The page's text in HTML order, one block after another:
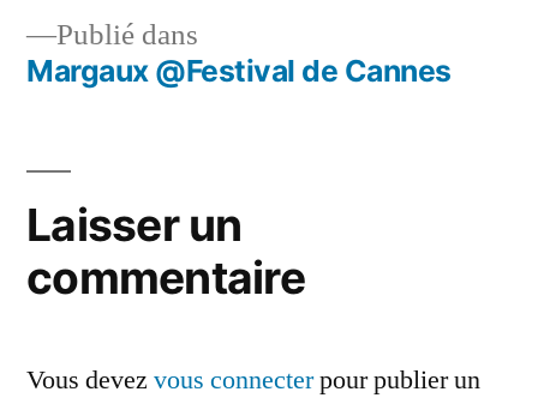
Navigation
l’article
Publié dans
Margaux @Festival de Cannes
Laisser un
commentaire
Vous devez vous connecterpour publier un